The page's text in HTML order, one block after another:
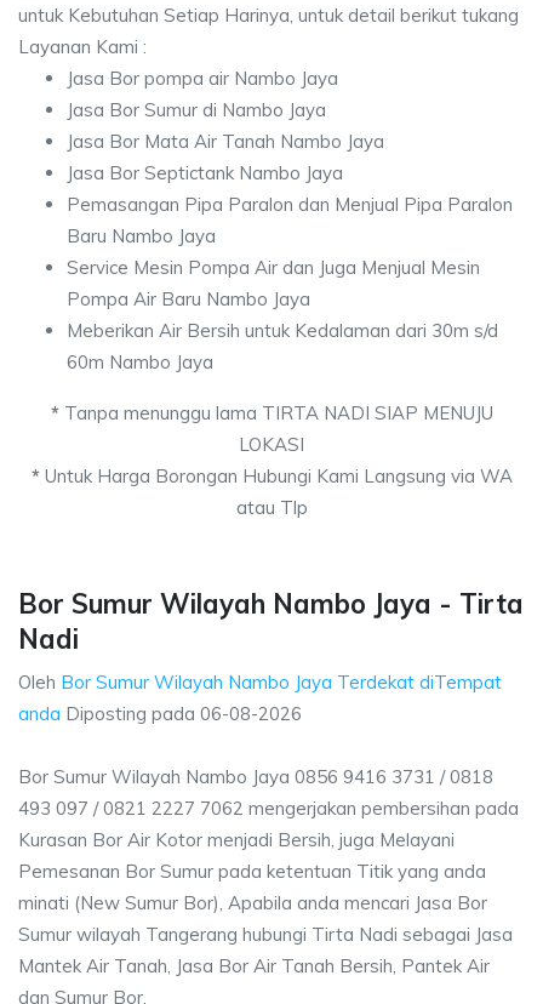
untuk Kebutuhan Setiap Harinya, untuk detail berikut tukang
Layanan Kami :
Jasa Bor pompa air Nambo Jaya
Jasa Bor Sumur di Nambo Jaya
Jasa Bor Mata Air Tanah Nambo Jaya
Jasa Bor Septictank Nambo Jaya
Pemasangan Pipa Paralon dan Menjual Pipa Paralon
Baru Nambo Jaya
Service Mesin Pompa Air dan Juga Menjual Mesin
Pompa Air Baru Nambo Jaya
Meberikan Air Bersih untuk Kedalaman dari 30m s/d
60m Nambo Jaya
*Tanpa menunggu lama TIRTA NADI SIAP MENUJU
LOKASI
*Untuk Harga Borongan Hubungi Kami Langsung via WA
atau Tlp
Bor Sumur Wilayah Nambo Jaya - Tirta
Nadi
Oleh Bor Sumur Wilayah Nambo Jaya Terdekat diTempat
anda Diposting pada 06-08-2026
Bor Sumur Wilayah Nambo Jaya 0856 9416 3731 / 0818
493 097 / 0821 2227 7062 mengerjakan pembersihan pada
Kurasan Bor Air Kotor menjadi Bersih, juga Melayani
Pemesanan Bor Sumur pada ketentuan Titik yang anda
minati (New Sumur Bor), Apabila anda mencari Jasa Bor
Sumur wilayah Tangerang hubungi Tirta Nadi sebagai Jasa
Mantek Air Tanah, Jasa Bor Air Tanah Bersih, Pantek Air
dan Sumur Bor.